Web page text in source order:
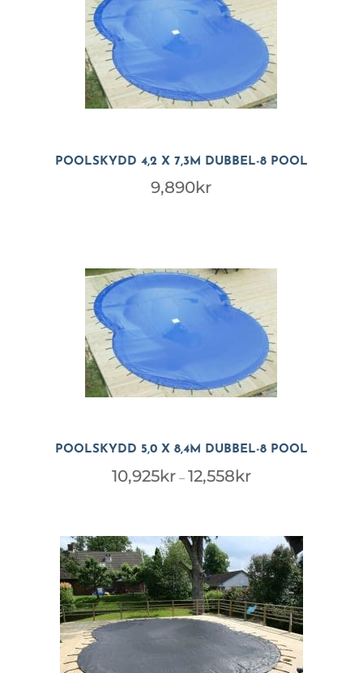
POOLSKYDD 4,2 X 7,3M DUBBEL-8 POOL
9,890kr
POOLSKYDD 5,0 X 8,4M DUBBEL-8 POOL
10,925kr – 12,558krPrisintervall: